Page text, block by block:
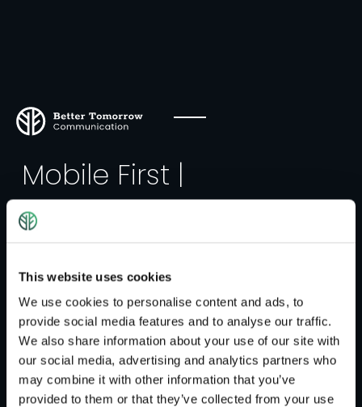
This website uses cookies
We use cookies to personalise content and ads, to
provide social media features and to analyse our traffic.
We also share information about your use of our site with
our social media, advertising and analytics partners who
may combine it with other information that you’ve
provided to them or that they’ve collected from your use
Mobile First |
Konzeption
im Webdesign. Immer mehr Menschen surfen im
surfen über den Desktop ist nicht mehr so aktuell
wie damals. Ursprünglich wird eine mobile Version
der Website erst im zweiten Schritt veröffentlicht.
Das soll sich in Zukunft ändern, oder ist sogar
momentan dabei, sich zu verändern.